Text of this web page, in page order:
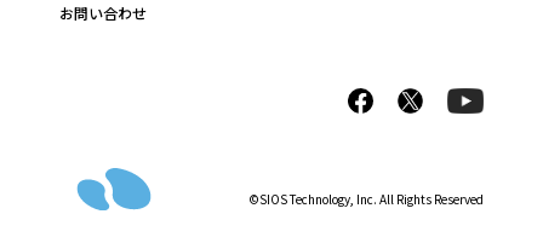
お問い合わせ
©SIOS Technology, Inc. All Rights Reserved